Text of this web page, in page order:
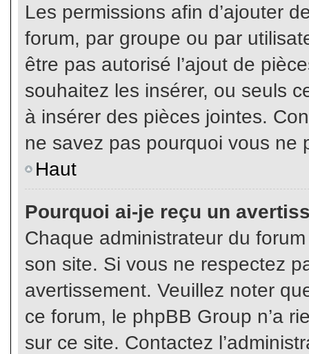
Les permissions afin d’ajouter
forum, par groupe ou par
être pas autorisé l’ajout de
souhaitez les insérer, ou seuls
à insérer des pièces jointes.
ne savez pas pourquoi vous ne
Haut
Pourquoi ai-je reçu un
Chaque administrateur du
son site. Si vous ne respectez
avertissement. Veuillez noter
ce forum, le phpBB Group n’a
sur ce site. Contactez